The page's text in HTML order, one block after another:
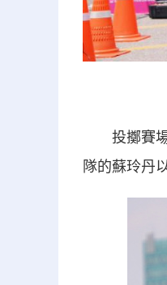
投擲賽場
隊的蘇玲丹